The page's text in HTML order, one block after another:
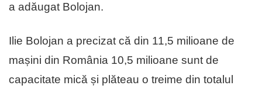
a adăugat Bolojan.
Ilie Bolojan a precizat că din 11,5 milioane de
mașini din România 10,5 milioane sunt de
capacitate mică și plăteau o treime din totalul